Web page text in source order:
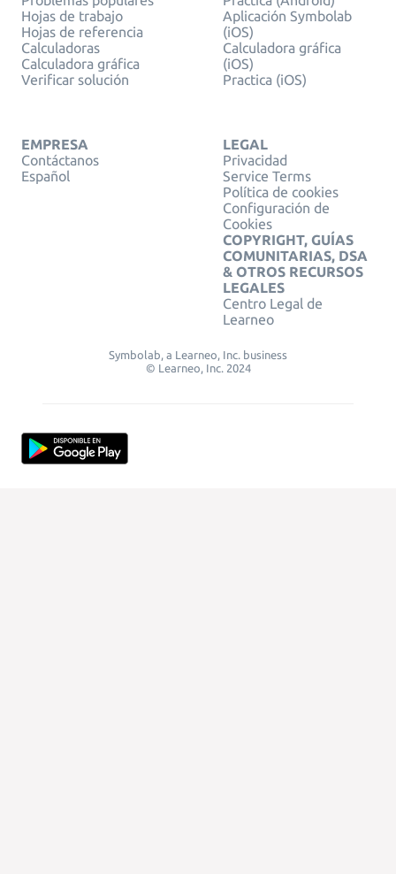
Hojas de trabajo
Hojas de referencia
Calculadoras
Calculadora gráfica
Verificar solución
Aplicación Symbolab
(iOS)
Calculadora gráfica
(iOS)
Practica (iOS)
EMPRESA
Contáctanos
Español
LEGAL
Privacidad
Service Terms
Política de cookies
Configuración de
Cookies
COPYRIGHT, GUÍAS
COMUNITARIAS, DSA
& OTROS RECURSOS
LEGALES
Centro Legal de
Learneo
Symbolab, a Learneo, Inc. business
© Learneo, Inc. 2024